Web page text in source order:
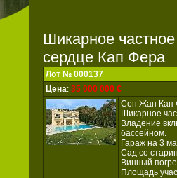
Шикарное
сердце Кап Фера
Лот № 000137
Цена: 35 000 000 €
Сен Жан Кап
Шикарное
Владение
бассейном.
Гараж на 3
Сад со
Винный
Площадь